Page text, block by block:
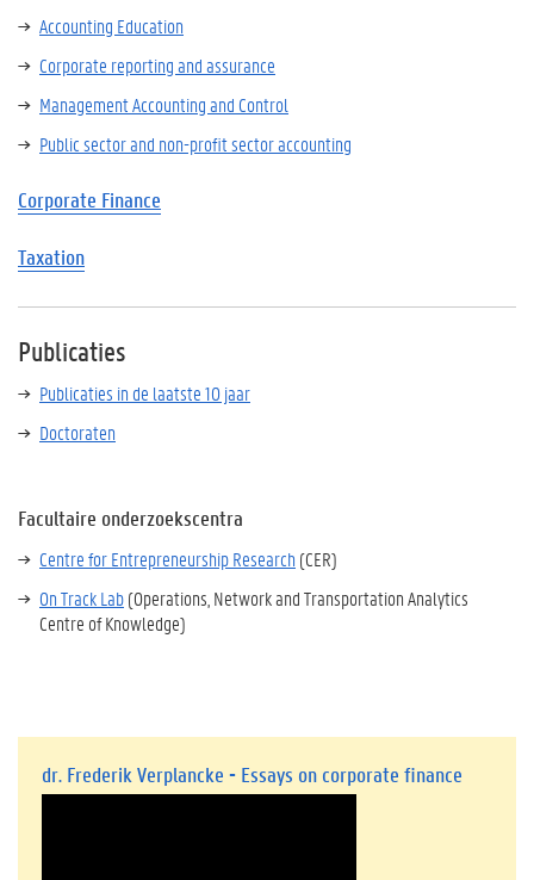
Accounting Education
Corporate reporting and assurance
Management Accounting and Control
Public sector and non-profit sector accounting
Corporate Finance
Taxation
Publicaties
Publicaties in de laatste 10 jaar
Doctoraten
Facultaire onderzoekscentra
Centre for Entrepreneurship Research (CER)
On Track Lab(Operations, Network and Transportation Analytics
Centre of Knowledge)
dr. Frederik Verplancke - Essays on corporate finance